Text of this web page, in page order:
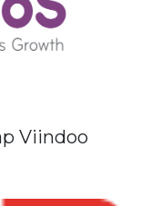
Viindoo